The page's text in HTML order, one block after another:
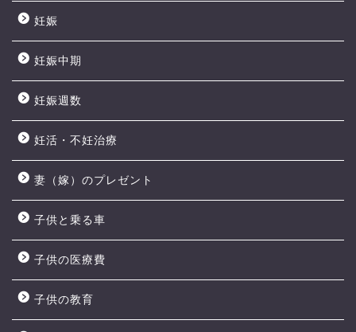
妊娠
妊娠中期
妊娠週数
妊活・不妊治療
妻（嫁）のプレゼント
子供と乗る車
子供の医療費
子供の教育